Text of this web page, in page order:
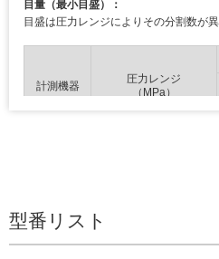
目量（最小目盛）：
目盛は圧力レンジによりその分割数が
計測機器
圧力レンジ
（MPa）
～0.6
型番リスト